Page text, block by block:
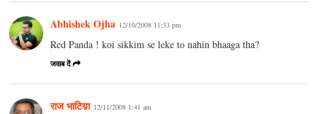
Abhishek Ojha 12/10/2008 11:33 pm
Red Panda ! koi sikkim se leke to nahin bhaaga tha?
जवाब दें
राज भाटिय़ा 12/11/2008 1:41 am